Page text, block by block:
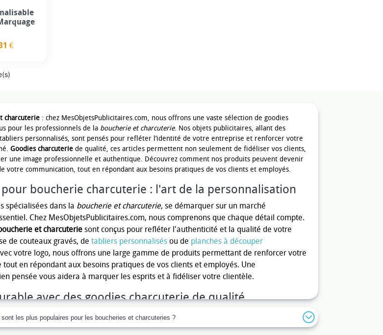
charcuterie: chez MesObjetsPublicitaires.com, nous offrons une vaste sélection de goodies
pour les professionnels de la boucherie et charcuterie. Nos objets publicitaires, allant des
personnalisés, sont pensés pour refléter l’identité de votre entreprise et renforcer votre
Goodies charcuteriede qualité, ces articles permettent non seulement de fidéliser vos clients,
une image professionnelle et authentique. Découvrez comment nos produits peuvent devenir
votre communication, tout en répondant aux besoins pratiques de vos clients et employés.
pour boucherie charcuterie : l'art de la personnalisation
spécialisées dans la boucherie et charcuterie, se démarquer sur un marché
Chez MesObjetsPublicitaires.com, nous comprenons que chaque détail compte.
et charcuteriesont conçus pour refléter l'authenticité et la qualité de votre
de couteaux gravés, de tabliers personnalisésou de planches à découper
votre logo, nous offrons une large gamme de produits permettant de renforcer votre
en répondant aux besoins pratiques de vos clients et employés. Une
pensée vous aidera à marquer les esprits et à fidéliser votre clientèle.
avec des goodies charcuterie de qualité
peut être grandement amplifiée par l'utilisation de
ces objets valorisent votre image professionnelle, mais ils servent aussi d'excellents
les plus populaires pour les boucheries et charcuteries ?
€